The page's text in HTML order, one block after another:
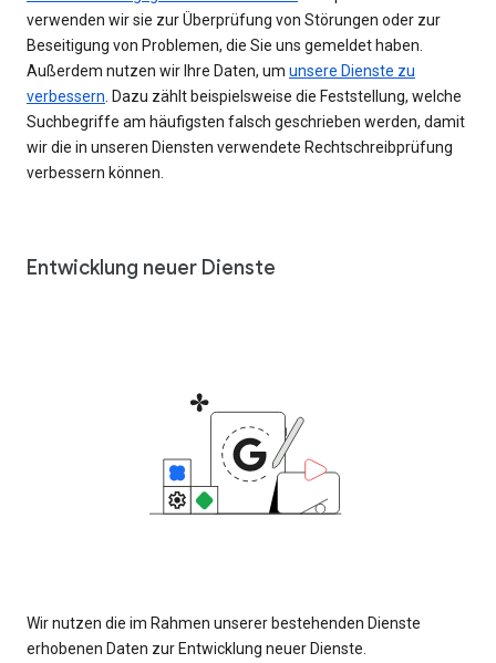
verwenden wir sie zur Überprüfung von Störungen oder zur
Beseitigung von Problemen, die Sie uns gemeldet haben.
Außerdem nutzen wir Ihre Daten, um unsere Dienste zu
verbessern . Dazu zählt beispielsweise die Feststellung, welche
Suchbegriffe am häufigsten falsch geschrieben werden, damit
wir die in unseren Diensten verwendete Rechtschreibprüfung
verbessern können.
Entwicklung neuer Dienste
Wir nutzen die im Rahmen unserer bestehenden Dienste
erhobenen Daten zur Entwicklung neuer Dienste.